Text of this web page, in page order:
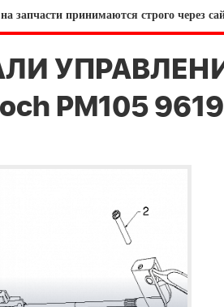
запчасти принимаются строго через
PM105